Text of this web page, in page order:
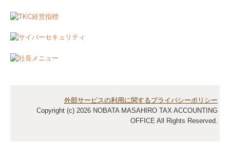
業務案内
料金について
交通案内
外部サービスの利用に関するプライバシーポリシー
Copyright (c) 2026 NOBATA MASAHIRO TAX ACCOUNTING
OFFICE All Rights Reserved.